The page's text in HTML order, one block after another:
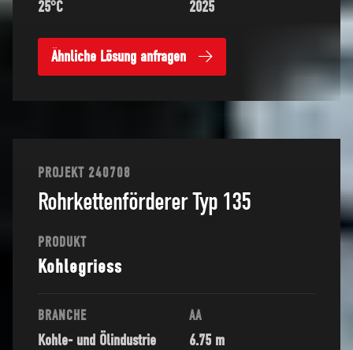
25°C 2025
Ähnliche Lösung anfragen
PROJEKT 240708
Rohrkettenförderer Typ 135
PRODUKT
Kohlegriess
BRANCHE
Kohle- und Ölindustrie
AA
6.75 m